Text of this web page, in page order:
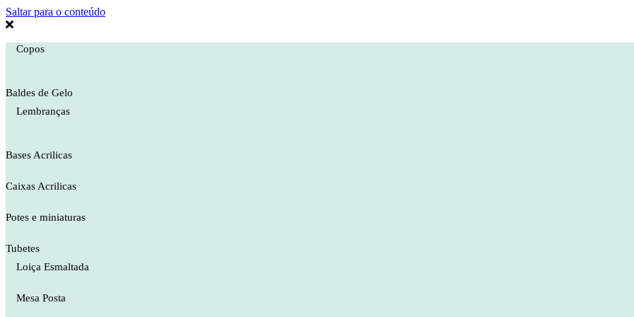
Saltar para o conteúdo
Copos
Baldes de Gelo
Lembranças
Bases Acrilicas
Caixas Acrilicas
Potes e miniaturas
Tubetes
Loiça Esmaltada
Mesa Posta